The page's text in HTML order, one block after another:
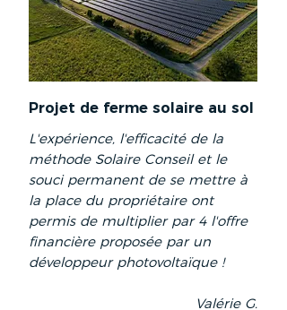
Projet de ferme solaire au sol
L'expérience, l'efficacité de la
méthode Solaire Conseil et le
souci permanent de se mettre à
la place du propriétaire ont
permis de multiplier par 4 l'offre
financière proposée par un
développeur photovoltaïque !
Valérie G.